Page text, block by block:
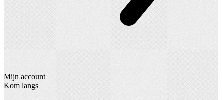
Mijn account
Kom langs